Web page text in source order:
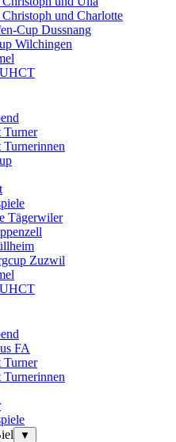
und Charlotte
Cup Dussnang
Wilchingen
Turner
Turnerinnen
Tägerwiler
Zuzwil
FA
Turner
Turnerinnen
▼